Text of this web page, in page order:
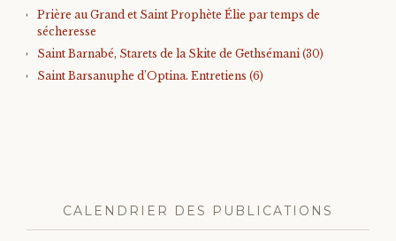
Prière au Grand et Saint Prophète Élie par temps de
sécheresse
Saint Barnabé, Starets de la Skite de Gethsémani (30)
Saint Barsanuphe d’Optina. Entretiens (6)
CALENDRIER DES PUBLICATIONS